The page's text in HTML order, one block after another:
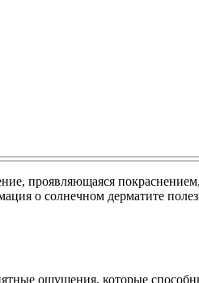
проявляющаяся
о солнечном дерматите
ощущения, которые